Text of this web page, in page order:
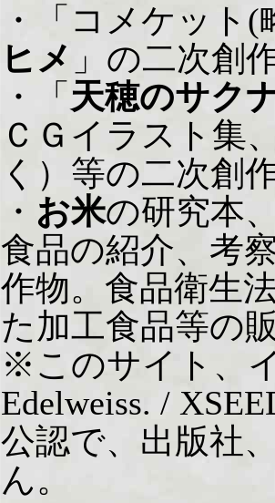
・「コメケット
ヒメ 」の二次創
・「 天穂のサク
ＣＧイラスト集
く）等の二次創
・ お米の研究本
食品の紹介、考
作物。食品衛生
た加工食品等の
※このサイト、
Edelweiss. /
公認で、出版社
ん。